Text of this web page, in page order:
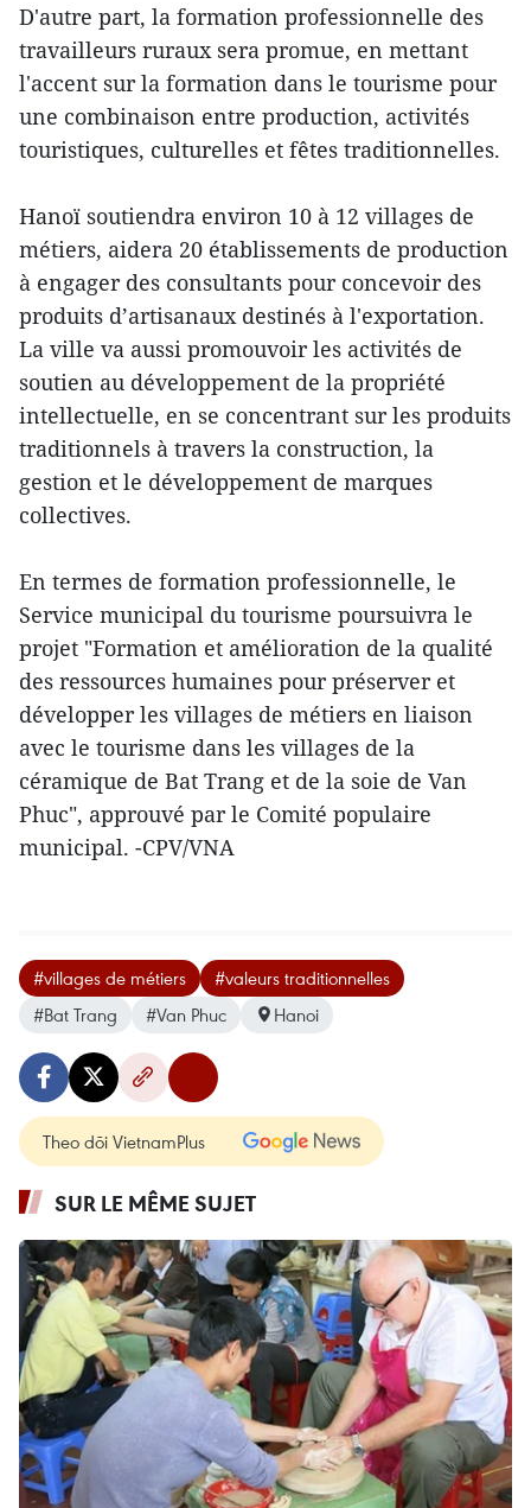
D'autre part, la formation professionnelle des
travailleurs ruraux sera promue, en mettant
l'accent sur la formation dans le tourisme pour
une combinaison entre production, activités
touristiques, culturelles et fêtes traditionnelles.
Hanoï soutiendra environ 10 à 12 villages de
métiers, aidera 20 établissements de production
à engager des consultants pour concevoir des
produits d’artisanaux destinés à l'exportation.
La ville va aussi promouvoir les activités de
soutien au développement de la propriété
intellectuelle, en se concentrant sur les produits
traditionnels à travers la construction, la
gestion et le développement de marques
collectives.
En termes de formation professionnelle, le
Service municipal du tourisme poursuivra le
projet "Formation et amélioration de la qualité
des ressources humaines pour préserver et
développer les villages de métiers en liaison
avec le tourisme dans les villages de la
céramique de Bat Trang et de la soie de Van
Phuc", approuvé par le Comité populaire
municipal. -CPV/VNA
#villages de métiers
#valeurs traditionnelles
#Bat Trang
#Van Phuc Hanoi
Theo dõi VietnamPlus
SUR LE MÊME SUJET